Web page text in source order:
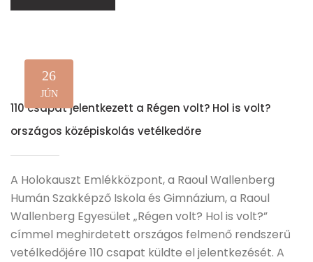
26
JÚN
110 csapat jelentkezett a Régen volt? Hol is volt?
országos középiskolás vetélkedőre
A Holokauszt Emlékközpont, a Raoul Wallenberg
Humán Szakképző Iskola és Gimnázium, a Raoul
Wallenberg Egyesület „Régen volt? Hol is volt?”
címmel meghirdetett országos felmenő rendszerű
vetélkedőjére 110 csapat küldte el jelentkezését. A